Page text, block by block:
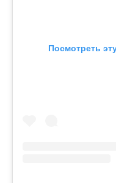
Посмотреть